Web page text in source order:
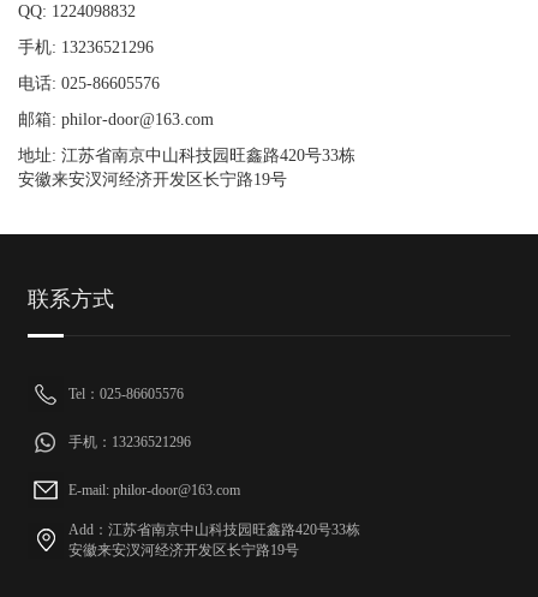
QQ: 1224098832
手机: 13236521296
电话: 025-86605576
邮箱: philor-door@163.com
地址: 江苏省南京中山科技园旺鑫路420号33栋
安徽来安汊河经济开发区长宁路19号
联系方式
Tel：025-86605576
手机：13236521296
E-mail: philor-door@163.com
Add：江苏省南京中山科技园旺鑫路420号33栋
安徽来安汊河经济开发区长宁路19号